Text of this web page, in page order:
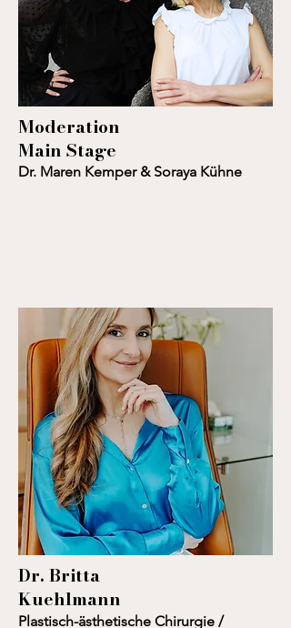
Moderation
Main Stage
Dr. Maren Kemper & Soraya Kühne
Dr. Britta
Kuehlmann
Plastisch-ästhetische Chirurgie /